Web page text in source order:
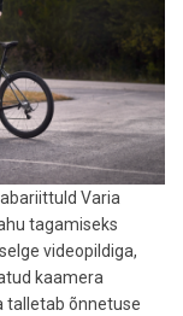
Varia
tagamiseks
videopildiga,
kaamera
talletab õnnetuse